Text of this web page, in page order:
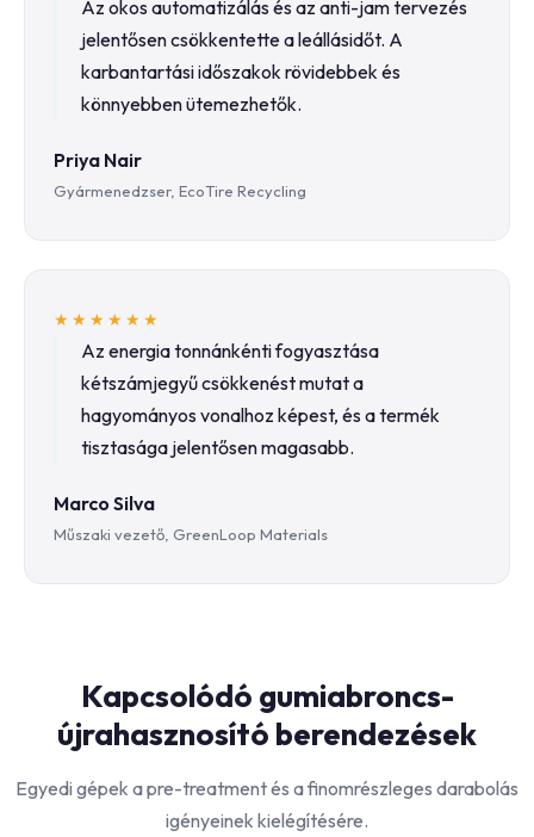
Az okos automatizálás és az anti-jam tervezés
jelentősen csökkentette a leállásidőt. A
karbantartási időszakok rövidebbek és
könnyebben ütemezhetők.
Priya Nair
Gyármenedzser, EcoTire Recycling
★★★★★★
Az energia tonnánkénti fogyasztása
kétszámjegyű csökkenést mutat a
hagyományos vonalhoz képest, és a termék
tisztasága jelentősen magasabb.
Marco Silva
Műszaki vezető, GreenLoop Materials
Kapcsolódó gumiabroncs-
újrahasznosító berendezések
Egyedi gépek a pre-treatment és a finomrészleges darabolás
igényeinek kielégítésére.